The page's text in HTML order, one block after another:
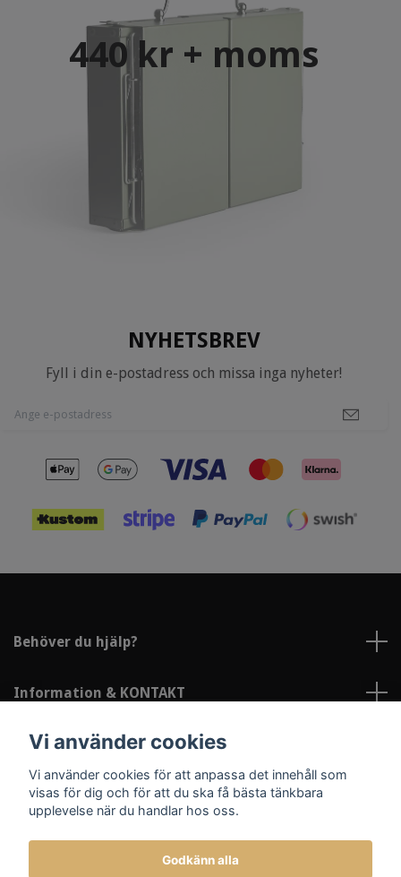
440 kr + moms
NYHETSBREV
Fyll i din e-postadress och missa inga nyheter!
Behöver du hjälp?
Information & KONTAKT
Sociala medier
Vi använder cookies
Vi använder cookies för att anpassa det innehåll som
visas för dig och för att du ska få bästa tänkbara
upplevelse när du handlar hos oss.
Godkänn alla